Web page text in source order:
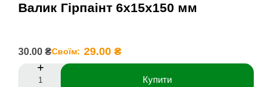
Валик Гірпаінт 6х15х150 мм
30.00 ₴Своїм: 29.00 ₴
Купити